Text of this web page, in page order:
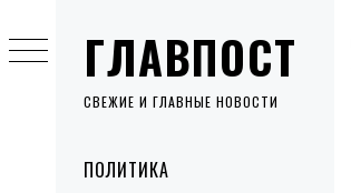
ГЛАВПОСТ
СВЕЖИЕ И ГЛАВНЫЕ НОВОСТИ
MenuПОЛИТИКА
to
content